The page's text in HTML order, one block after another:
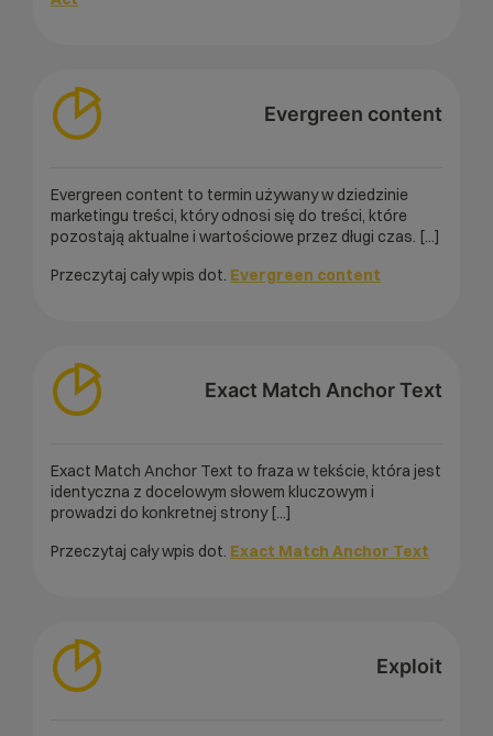
Evergreen content
Evergreen content to termin używany w dziedzinie
marketingu treści, który odnosi się do treści, które
pozostają aktualne i wartościowe przez długi czas. [...]
Przeczytaj cały wpis dot. Evergreen content
Exact Match Anchor Text
Exact Match Anchor Text to fraza w tekście, która jest
identyczna z docelowym słowem kluczowym i
prowadzi do konkretnej strony [...]
Przeczytaj cały wpis dot. Exact Match Anchor Text
Exploit